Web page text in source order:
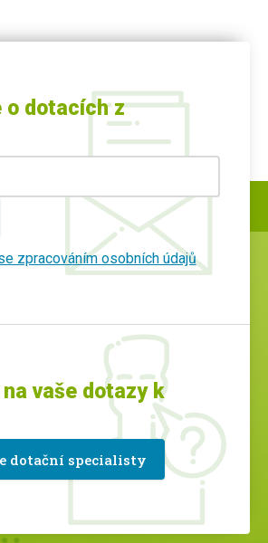
o dotacích z
zpracováním osobních údajů
vaše dotazy k
dotační specialisty